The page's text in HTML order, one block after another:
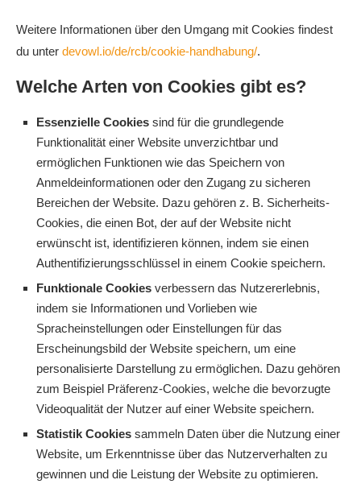
Weitere Informationen über den Umgang mit Cookies findest
du unter devowl.io/de/rcb/cookie-handhabung/.
Welche Arten von Cookies gibt es?
Essenzielle Cookies sind für die grundlegende
Funktionalität einer Website unverzichtbar und
ermöglichen Funktionen wie das Speichern von
Anmeldeinformationen oder den Zugang zu sicheren
Bereichen der Website. Dazu gehören z. B. Sicherheits-
Cookies, die einen Bot, der auf der Website nicht
erwünscht ist, identifizieren können, indem sie einen
Authentifizierungsschlüssel in einem Cookie speichern.
Funktionale Cookies verbessern das Nutzererlebnis,
indem sie Informationen und Vorlieben wie
Spracheinstellungen oder Einstellungen für das
Erscheinungsbild der Website speichern, um eine
personalisierte Darstellung zu ermöglichen. Dazu gehören
zum Beispiel Präferenz-Cookies, welche die bevorzugte
Videoqualität der Nutzer auf einer Website speichern.
Statistik Cookies sammeln Daten über die Nutzung einer
Website, um Erkenntnisse über das Nutzerverhalten zu
gewinnen und die Leistung der Website zu optimieren.